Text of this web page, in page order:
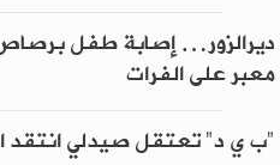
ديرالزور… إصابة طفل
معبر على الفرات
"ب ي د" تعتقل صيدلي انتقد